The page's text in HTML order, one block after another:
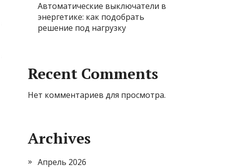
Автоматические выключатели в
энергетике: как подобрать
решение под нагрузку
Recent Comments
Нет комментариев для просмотра.
Archives
Апрель 2026